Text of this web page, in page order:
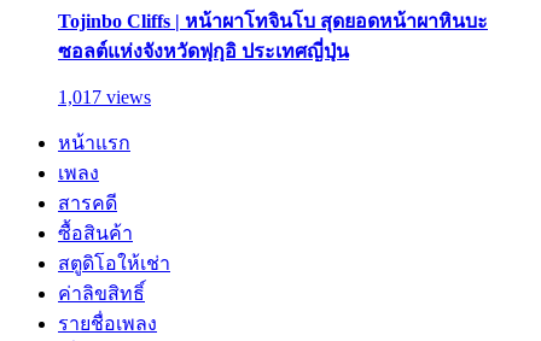
Tojinbo Cliffs | หน้าผาโทจินโบ สุดยอดหน้าผาหินบะ
ซอลต์แห่งจังหวัดฟุกุอิ ประเทศญี่ปุ่น
1,017 views
หน้าแรก
เพลง
สารคดี
ซื้อสินค้า
สตูดิโอให้เช่า
ค่าลิขสิทธิ์
รายชื่อเพลง